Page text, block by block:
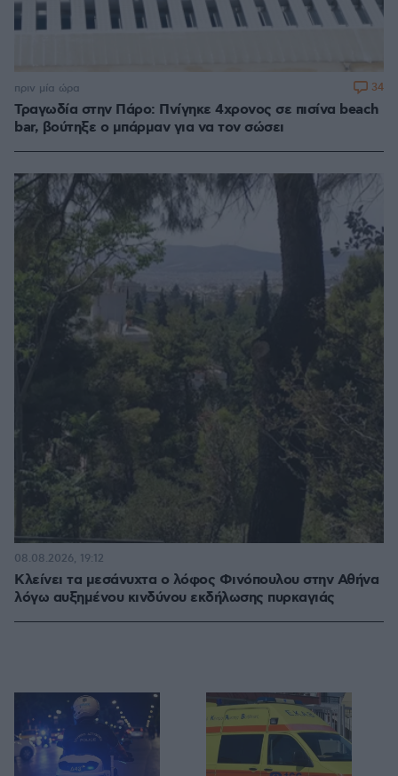
Τραγωδία στην Πάρο: Πνίγηκε 4χρονος σε πισίνα beach
bar, βούτηξε ο μπάρμαν για να τον σώσει
πριν μία ώρα 34
Κλείνει τα μεσάνυχτα ο λόφος Φινόπουλου στην Αθήνα
λόγω αυξημένου κινδύνου εκδήλωσης πυρκαγιάς
08.08.2026, 19:12